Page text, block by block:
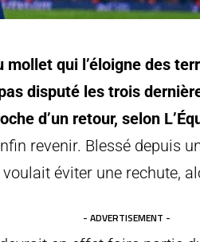
mollet qui l’éloigne des
disputé les trois
d’un retour, selon
revenir. Blessé depuis
éviter une rechute,
- ADVERTISEMENT -